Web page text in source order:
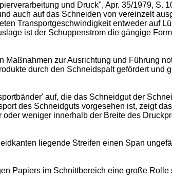
und Druck", Apr. 35/1979, S.
auch auf das Schneiden von vereinzelt
Transportgeschwindigkeit entweder auf
ist der Schuppenstrom die gängige
Maßnahmen zur Ausrichtung und Führung
durch den Schneidspalt gefördert und
auf, die das Schneidgut der
des Schneidguts vorgesehen ist, zeigt
weniger innerhalb der Breite des
liegende Streifen einen Span
Papiers im Schnittbereich eine große Rolle